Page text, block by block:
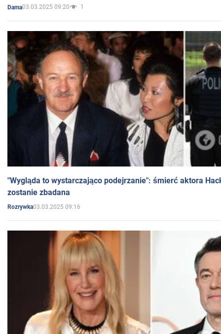
Dama03.03.2025 09:20 1
"Wygląda to wystarczająco podejrzanie": śmierć aktora
zostanie zbadana
Rozrywka03.03.2025 09:16